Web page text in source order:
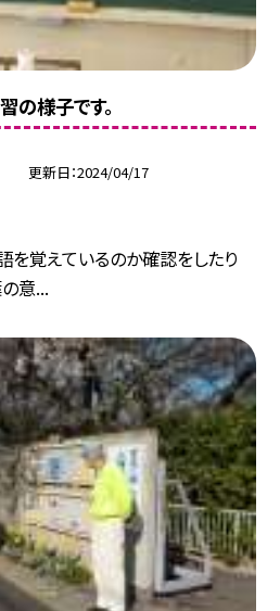
の様子です。
更新日 2024/04/17
を覚えているのか確認をしたり
意...